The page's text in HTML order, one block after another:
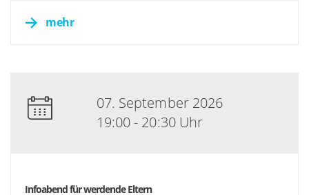
mehr
07. September 2026
19:00 - 20:30 Uhr
Infoabend für werdende Eltern